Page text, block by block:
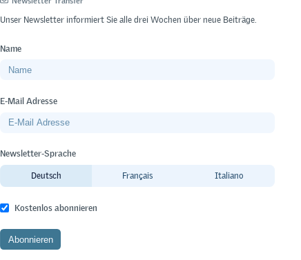
Unser Newsletter informiert Sie alle drei Wochen über neue Beiträge.
Name
E-Mail Adresse
Newsletter-Sprache
Deutsch
Français Italiano
Kostenlos abonnieren